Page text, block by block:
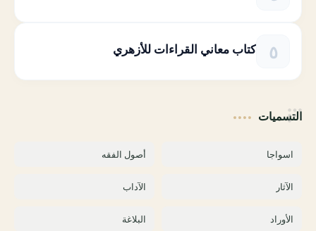
كتاب معاني القراءات للأزهري
التسميات